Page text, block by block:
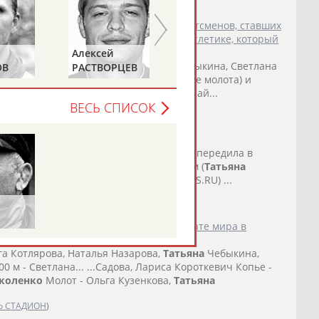
Владимир Путин поздравил спортсменов, ставших
чемпионата мира по легкой атлетике, который
(бег на 1 500 м),Татьяна
Чебыкина, Светлана
...в высоту), Ольга Кузенкова (метание молота) и
бронзовыми призерами - Николай...
СТАДИОН
в прыжках в длину
Котова опередила в
... Ослейдис Менендес (Куба) - 66,49 м (Татьяна
была второй) (по материалам SPORTS.RU) ...
СТАДИОН
состав своих участников на чемпионате мира в
Котлярова, Наталья Назарова, Татьяна Чебыкина,
м - Светлана... ...Садова, Лариса Короткевич Копье -
Молот - Ольга Кузенкова, Татьяна
СТАДИОН)
Алексей
РАСТВОРЦЕВ
ШЕПЕЛЬ
ВЕСЬ СПИСОК